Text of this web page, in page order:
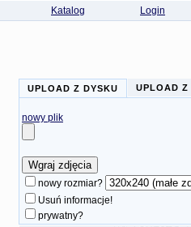
Katalog Login
UPLOAD Z DYSKU UPLOAD Z
nowy plik
nowy rozmiar?
Usuń informacje!
prywatny?